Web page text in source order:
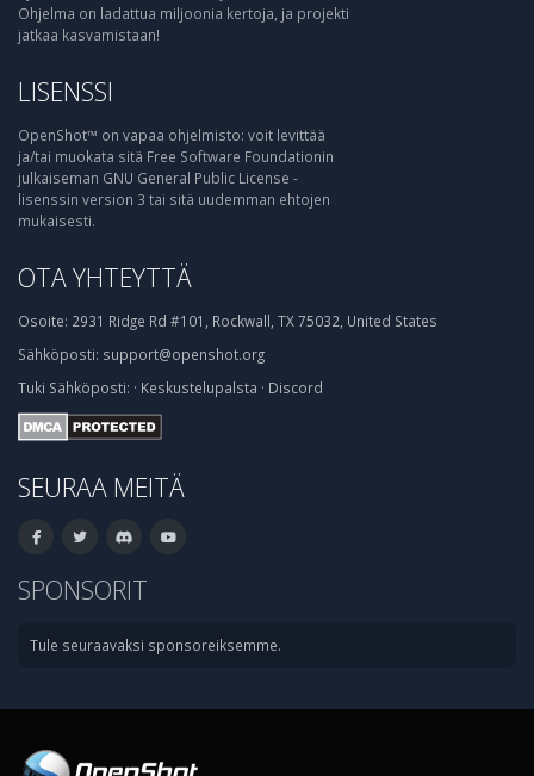
Ohjelma on ladattua miljoonia kertoja, ja projekti
jatkaa kasvamistaan!
LISENSSI
OpenShot™ on vapaa ohjelmisto: voit levittää
ja/tai muokata sitä Free Software Foundationin
julkaiseman GNU General Public License -
lisenssin version 3 tai sitä uudemman ehtojen
mukaisesti.
OTA YHTEYTTÄ
Osoite: 2931 Ridge Rd #101, Rockwall, TX 75032, United States
Sähköposti: support@openshot.org
Tuki Sähköposti: · Keskustelupalsta · Discord
SEURAA MEITÄ
SPONSORIT
Tule seuraavaksi sponsoreiksemme.